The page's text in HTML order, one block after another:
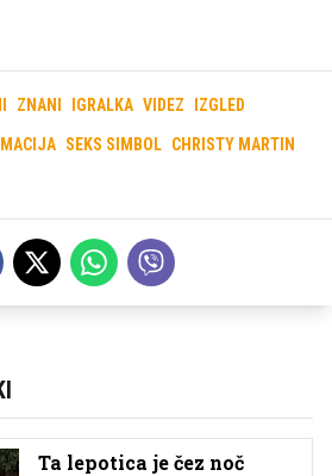
ZNANI IGRALKA VIDEZ IZGLED
SEKS SIMBOL CHRISTY MARTIN
Ta lepotica je čez noč